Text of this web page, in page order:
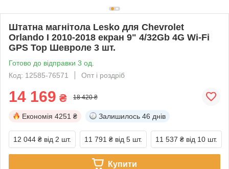
Штатна магнітола Lesko для Chevrolet
Orlando I 2010-2018 екран 9" 4/32Gb 4G Wi-Fi
GPS Top Шевроле 3 шт.
Готово до відправки 3 од.
Код: 12585-76571
Опт і роздріб
14 169 ₴ 18 420 ₴
Економія 4251 ₴ Залишилось 46 днів
12 044 ₴ від 2 шт. 11 791 ₴ від 5 шт. 11 537 ₴ від 10 шт.
Купити